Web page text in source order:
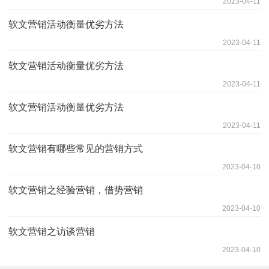
软文营销活动衡量优劣方法
2023-04-11
软文营销活动衡量优劣方法
2023-04-11
软文营销活动衡量优劣方法
2023-04-11
软文营销有哪些常见的营销方式
2023-04-10
软文营销之经验营销，借势营销
2023-04-10
软文营销之访谈营销
2023-04-10